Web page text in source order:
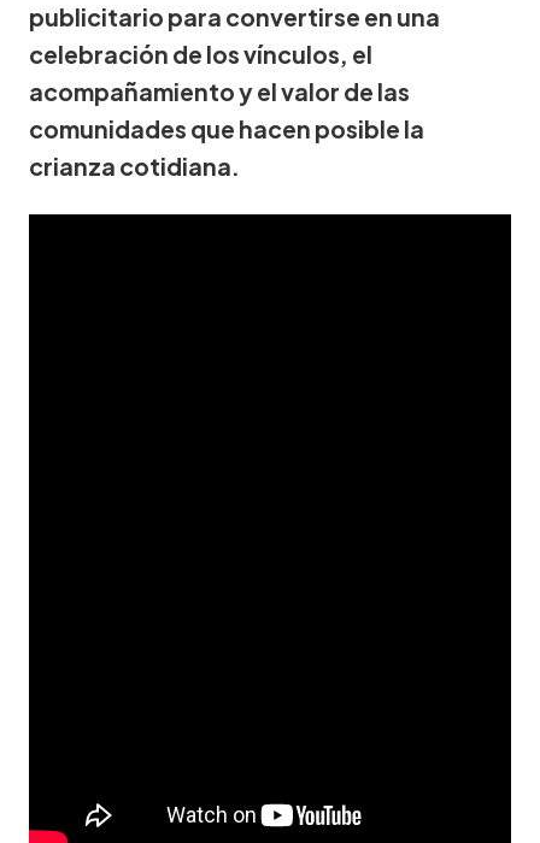
publicitario para convertirse en una
celebración de los vínculos, el
acompañamiento y el valor de las
comunidades que hacen posible la
crianza cotidiana.